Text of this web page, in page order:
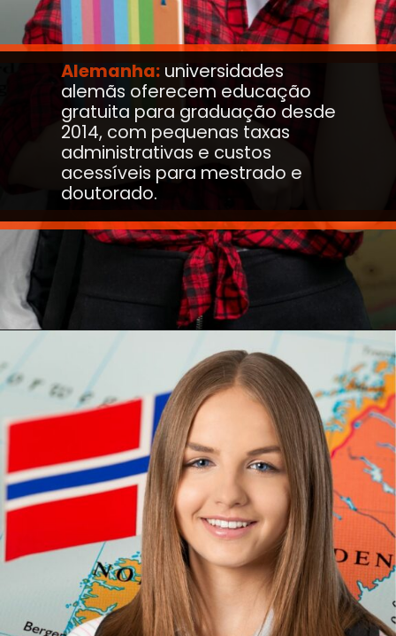
Alemanha: universidades
alemãs oferecem educação
gratuita para graduação desde
2014, com pequenas taxas
administrativas e custos
acessíveis para mestrado e
doutorado.